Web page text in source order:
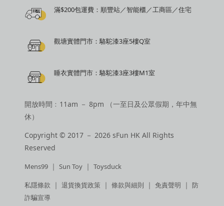
滿$200包運費：順豐站／智能櫃／工商區／住宅
觀塘實體門市：駱駝漆3座5樓Q室
睡衣實體門市：駱駝漆3座3樓M1室
開放時間﹕11am － 8pm （一至日及公眾假期，年中無
休）
Copyright © 2017 － 2026 sFun HK All Rights
Reserved
Mens99 ｜ Sun Toy ｜ Toysduck
私隱條款 ｜ 退貨換貨政策 ｜ 條款與細則 ｜ 免責聲明 ｜ 防
詐騙宣導